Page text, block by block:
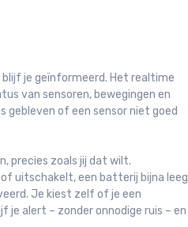
je geïnformeerd. Het realtime
van sensoren, bewegingen en
gebleven of een sensor niet goed
precies zoals jij dat wilt.
uitschakelt, een batterij bijna leeg
Je kiest zelf of je een
alert – zonder onnodige ruis – en